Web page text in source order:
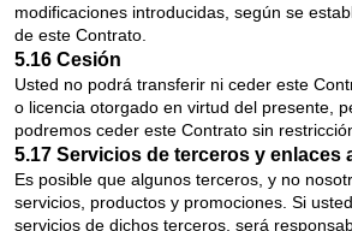
modificaciones introducidas, según se
de este Contrato.
5.16 Cesión
Usted no podrá transferir ni ceder este
o licencia otorgado en virtud del presente,
podremos ceder este Contrato sin
5.17 Servicios de terceros y enlaces
Es posible que algunos terceros, y no
servicios, productos y promociones. Si
servicios de dichos terceros, será